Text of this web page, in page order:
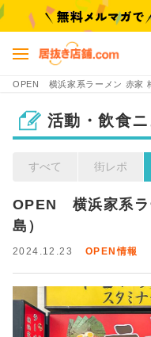
OPEN 横浜家系ラーメン 赤家
活動・飲食ニ
すべて 街レポ
OPEN　横浜家系
島）
2024.12.23 OPEN情報